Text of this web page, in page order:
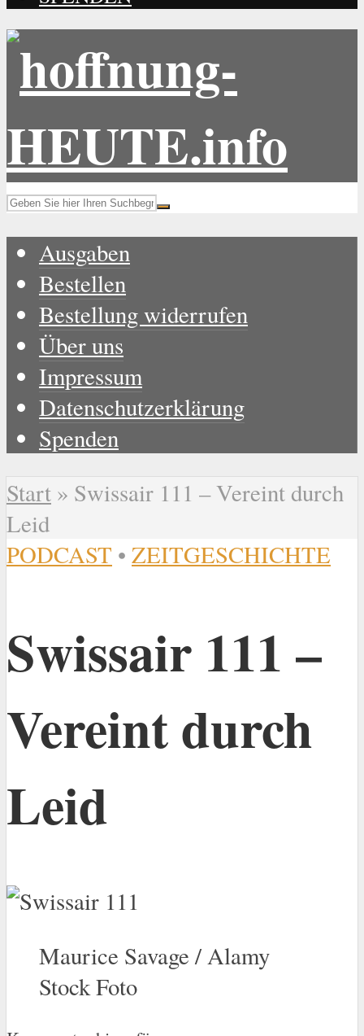
Ausgaben
Bestellen
Bestellung widerrufen
Über uns
Impressum
Datenschutzerklärung
Spenden
Start » Swissair 111 – Vereint durch
Leid
PODCAST • ZEITGESCHICHTE
Swissair 111 –
Vereint durch
Leid
Maurice Savage / Alamy
Stock Foto